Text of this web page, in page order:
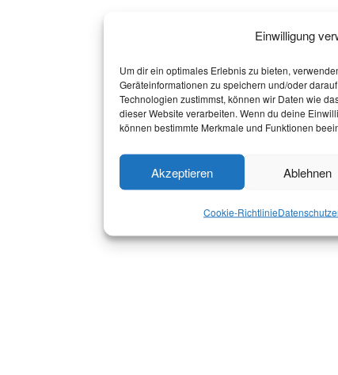
Einwilligung
Um dir ein optimales Erlebnis zu bieten,
Geräteinformationen zu speichern und/oder
Technologien zustimmst, können wir Daten wie
dieser Website verarbeiten. Wenn du deine
können bestimmte Merkmale und Funktionen
Akzeptieren Ablehnen
Cookie-Richtlinie